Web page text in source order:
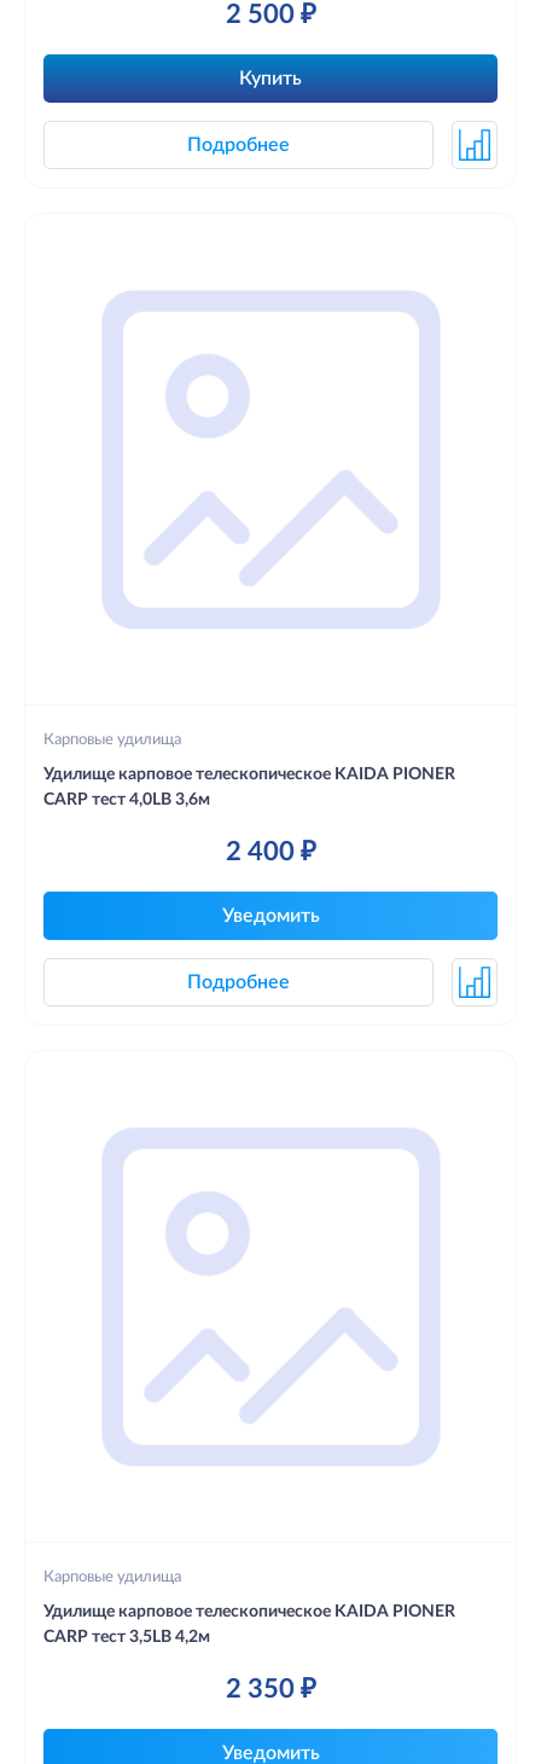
2 500 ₽
Купить
Подробнее
Карповые удилища
Удилище карповое телескопическое KAIDA PIONER
CARP тест 4,0LB 3,6м
2 400 ₽
Уведомить
Подробнее
Карповые удилища
Удилище карповое телескопическое KAIDA PIONER
CARP тест 3,5LB 4,2м
2 350 ₽
Уведомить